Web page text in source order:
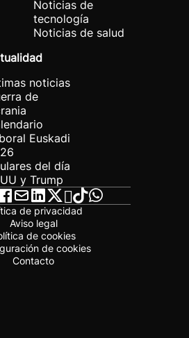
Noticias de
tecnología
Noticias de salud
noticias
de
Euskadi
del día
y Trump
de privacidad
Aviso legal
de cookies
de cookies
Contacto